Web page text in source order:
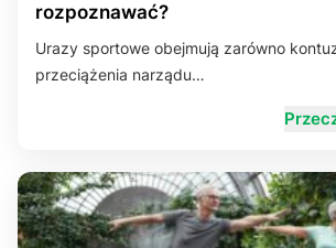
rozpoznawać?
Urazy sportowe obejmują zarówno
przeciążenia narządu…